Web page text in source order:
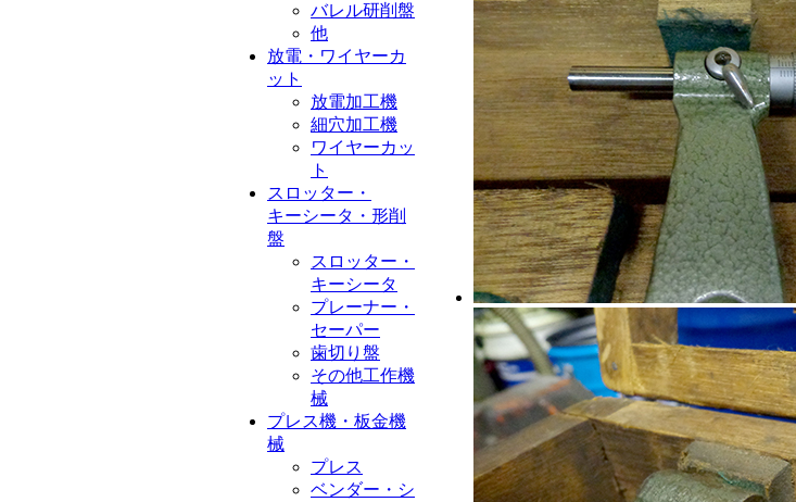
バレル研削盤
他
放電・ワイヤーカ
ット
放電加工機
細穴加工機
ワイヤーカッ
ト
スロッター・
キーシータ・形削
盤
スロッター・
キーシータ
プレーナー・
セーパー
歯切り盤
その他工作機
械
プレス機・板金機
械
プレス
ベンダー・シ